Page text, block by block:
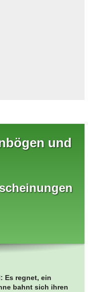
und
Es regnet, ein
bahnt sich ihren